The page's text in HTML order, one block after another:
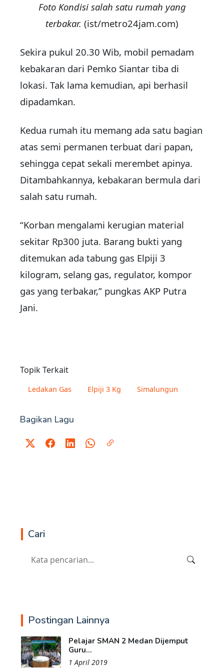
Foto Kondisi salah satu rumah yang
terbakar. (ist/metro24jam.com)
Sekira pukul 20.30 Wib, mobil pemadam
kebakaran dari Pemko Siantar tiba di
lokasi. Tak lama kemudian, api berhasil
dipadamkan.
Kedua rumah itu memang ada satu bagian
atas semi permanen terbuat dari papan,
sehingga cepat sekali merembet apinya.
Ditambahkannya, kebakaran bermula dari
salah satu rumah.
“Korban mengalami kerugian material
sekitar Rp300 juta. Barang bukti yang
ditemukan ada tabung gas Elpiji 3
kilogram, selang gas, regulator, kompor
gas yang terbakar,” pungkas AKP Putra
Jani.
Topik Terkait
Ledakan Gas Elpiji 3 Kg Simalungun
Bagikan Lagu
Cari
Postingan Lainnya
Pelajar SMAN 2 Medan Dijemput
Guru...
1 April 2019